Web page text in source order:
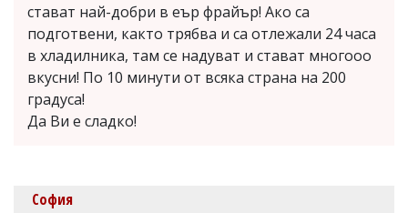
стават най-добри в еър фрайър! Ако са
подготвени, както трябва и са отлежали 24 часа
в хладилника, там се надуват и стават многооо
вкусни! По 10 минути от всяка страна на 200
градуса!
Да Ви е сладко!
София